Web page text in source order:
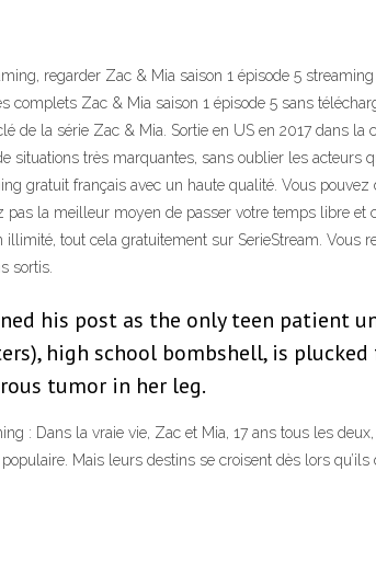
regarder Zac & Mia saison 1 épisode 5
complets Zac & Mia saison 1 épisode 5 sans
de la série Zac & Mia. Sortie en US en 2017 dans la
de situations très marquantes, sans oublier les
gratuit français avec un haute qualité. Vous
pas la meilleur moyen de passer votre temps libre
tout cela gratuitement sur SerieStream.
sortis.
his post as the only teen patient
high school bombshell, is
tumor in her leg.
: Dans la vraie vie, Zac et Mia, 17 ans tous les
Mais leurs destins se croisent dès lors